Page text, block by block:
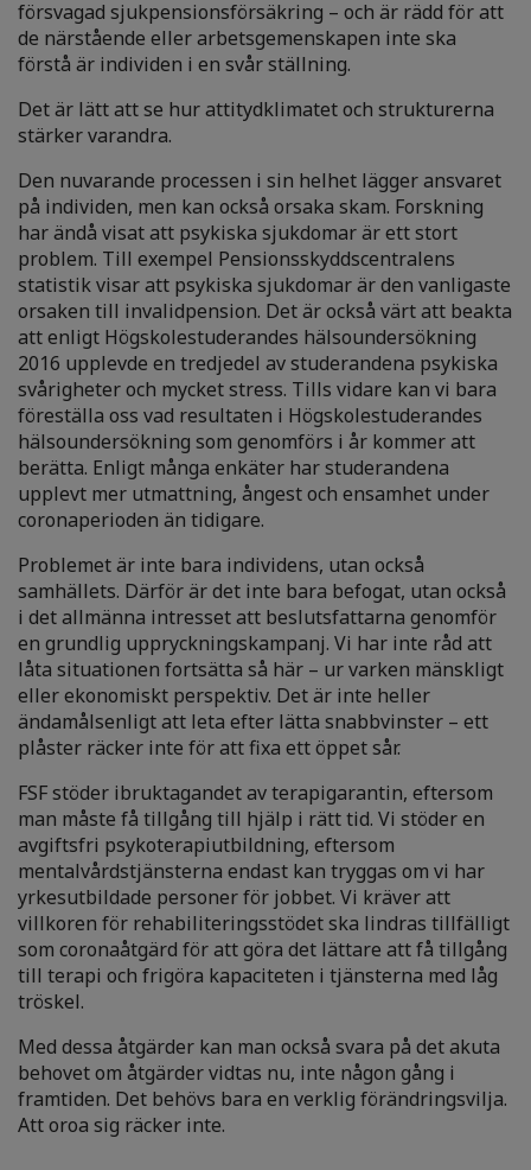
försvagad sjukpensionsförsäkring – och är rädd för att
de närstående eller arbetsgemenskapen inte ska
förstå är individen i en svår ställning.
Det är lätt att se hur attitydklimatet och strukturerna
stärker varandra.
Den nuvarande processen i sin helhet lägger ansvaret
på individen, men kan också orsaka skam. Forskning
har ändå visat att psykiska sjukdomar är ett stort
problem. Till exempel Pensionsskyddscentralens
statistik visar att psykiska sjukdomar är den vanligaste
orsaken till invalidpension. Det är också värt att beakta
att enligt Högskolestuderandes hälsoundersökning
2016 upplevde en tredjedel av studerandena psykiska
svårigheter och mycket stress. Tills vidare kan vi bara
föreställa oss vad resultaten i Högskolestuderandes
hälsoundersökning som genomförs i år kommer att
berätta. Enligt många enkäter har studerandena
upplevt mer utmattning, ångest och ensamhet under
coronaperioden än tidigare.
Problemet är inte bara individens, utan också
samhällets. Därför är det inte bara befogat, utan också
i det allmänna intresset att beslutsfattarna genomför
en grundlig uppryckningskampanj. Vi har inte råd att
låta situationen fortsätta så här – ur varken mänskligt
eller ekonomiskt perspektiv. Det är inte heller
ändamålsenligt att leta efter lätta snabbvinster – ett
plåster räcker inte för att fixa ett öppet sår.
FSF stöder ibruktagandet av terapigarantin, eftersom
man måste få tillgång till hjälp i rätt tid. Vi stöder en
avgiftsfri psykoterapiutbildning, eftersom
mentalvårdstjänsterna endast kan tryggas om vi har
yrkesutbildade personer för jobbet. Vi kräver att
villkoren för rehabiliteringsstödet ska lindras tillfälligt
som coronaåtgärd för att göra det lättare att få tillgång
till terapi och frigöra kapaciteten i tjänsterna med låg
tröskel.
Med dessa åtgärder kan man också svara på det akuta
behovet om åtgärder vidtas nu, inte någon gång i
framtiden. Det behövs bara en verklig förändringsvilja.
Att oroa sig räcker inte.